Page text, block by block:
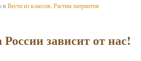
вВести из классов Растим патриотов
России зависит от нас!